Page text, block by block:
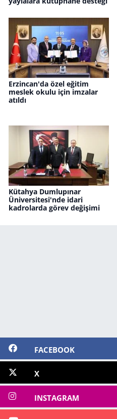
Erzincan'da özel eğitim
meslek okulu için imzalar
atıldı
Kütahya Dumlupınar
Üniversitesi'nde idari
kadrolarda görev değişimi
FACEBOOK
X
INSTAGRAM